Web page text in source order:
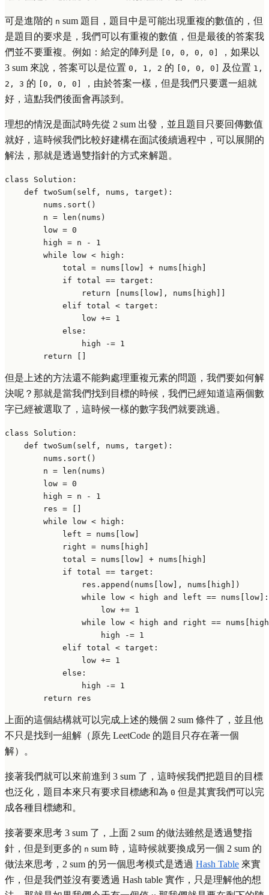
可是進階的 n sum 題目，題目中是可能出現重複的數值的，但
是題目的要求是，我們可以有重複的數值，但是最後的答案我
們並不要重複。例如：給定的陣列是
[0, 0, 0, 0]
，如果以
3 sum 來說，答案可以是位置 0, 1, 2 的 [0, 0, 0] 及位置 1,
2, 3 的 [0, 0, 0]
，由於答案一樣，但是我們只要選一組就
好，這點我們後面會再談到。
理想的情況是面試時先從 2 sum 出發，並且題目只要回傳數值
就好，這時候我們比較好建構在面試後續過程中，可以展開的
解法，那就是透過雙指針的方式來解題。
class Solution :
def twoSum( self, nums, target ):
        nums.sort()
        n =
len (nums)
        low =
0
        high = n -
1
while low < high:
            total = nums[low] + nums[high]
if total == target:
return [nums[low], nums[high]]
elif total < target:
                low +=
1
else :
                high -=
1
return
但是上述的方法還不能夠處理重複元素的問題，我們要如何解
決呢？那就是當我們找到目標的時候，我們已經知道這兩個數
字已經被選取了，這時候一樣的數字我們就要跳過。
class Solution :
def twoSum( self, nums, target ):
        nums.sort()
        n =
len (nums)
        low =
0
        high = n -
1
        res = []
while low < high:
            left = nums[low]
            right = nums[high]
            total = nums[low] + nums[high]
if total == target:
                res.append(nums[low], nums[high])
while low < high and
left == nums[low]:
                    low +=
1
while low < high and
right ==
                    high -=
1
elif total < target:
                low +=
1
else :
                high -=
1
return
上面的這個結構就可以完成上述的幾個 2 sum 條件了，並且他
不只是找到一組解（原先 LeetCode 的題目只存在著一個
解）。
接著我們就可以來前進到 3 sum 了，這時候我們把題目的目標
也泛化，題目本來只有要求目標總和為 0 但是其實我們可以完
成各種目標總和。
接著要來思考 3 sum 了，上面 2 sum 的做法雖然是透過雙指
針，但是到更多的 n sum 時，這時候就要換成另一個 2 sum 的
做法來思考，2 sum 的另一個思考模式是透過 Hash Table 來實
作，但是我們並沒有要透過 Hash table 實作，只是理解他的想